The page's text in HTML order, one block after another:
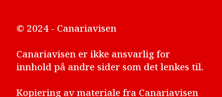
© 2024 - Canariavisen
Canariavisen er ikke ansvarlig for
innhold på andre sider som det lenkes til.
Kopiering av materiale fra Canariavisen